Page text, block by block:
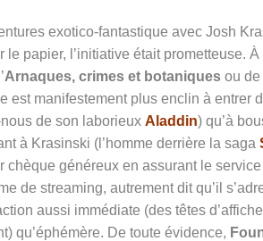
exotico-fantastique avec Josh
le papier, l’initiative était prometteuse.
Arnaques, crimes et botaniques ou de
est manifestement plus enclin à entrer
de son laborieux Aladdin) qu’à
à Krasinski (l’homme derrière la saga
chèque généreux en assurant le
de streaming, autrement dit qu’il
aussi immédiate (des têtes
qu’éphémère. De toute évidence,